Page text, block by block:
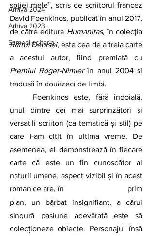
Arhivă 2024
Arhiva 2023
Semnal editorial
soției mele”, scris de scriitorul francez
David Foenkinos, publicat în anul 2017,
de către editura Humanitas
Raftul Denisei, este cea de a treia carte
Premiul Roger-Nimier în anul 2004 și
tradusă în douăzeci de limbi.
Foenkinos este, fără îndoială,
unul dintre cei mai surprinzători și
versatili scriitori (ca tematică și stil) pe
care i-am citit în ultima vreme. De
asemenea, el demonstrează în fiecare
carte că este un fin cunoscător al
naturii umane, aspect vizibil și în acest
roman ce are, în
prim
plan, un bărbat insignifiant, a cărui
singură pasiune adevărată este să
colecționeze obiecte. Personajul însă